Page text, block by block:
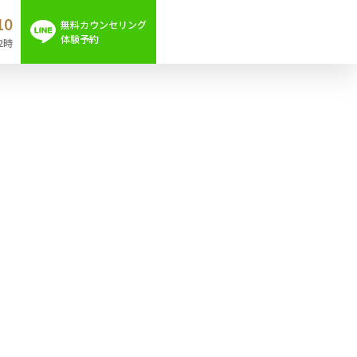
時
無料カウンセリング
体験予約